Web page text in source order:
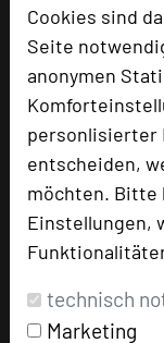
Cookies sind
Seite
anonymen
personlisierter
entscheiden,
möchten. Bitte
Einstellungen,
technisch
Marketing
Hoteldaten
Max.
U-Form
Parlamentarisch
Tagungsräume
Doppelzimmer
Einzelzimmer